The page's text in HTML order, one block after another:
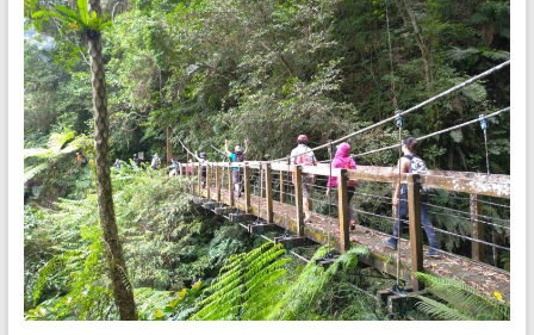
境
解
說
教
育
工
作，
是
一
份
既